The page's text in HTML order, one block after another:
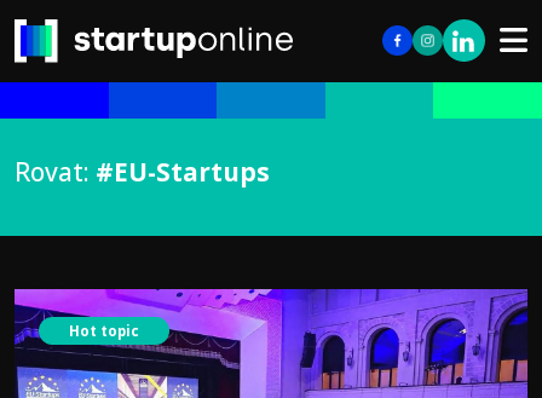
Rovat: #EU-Startups
Hot topic